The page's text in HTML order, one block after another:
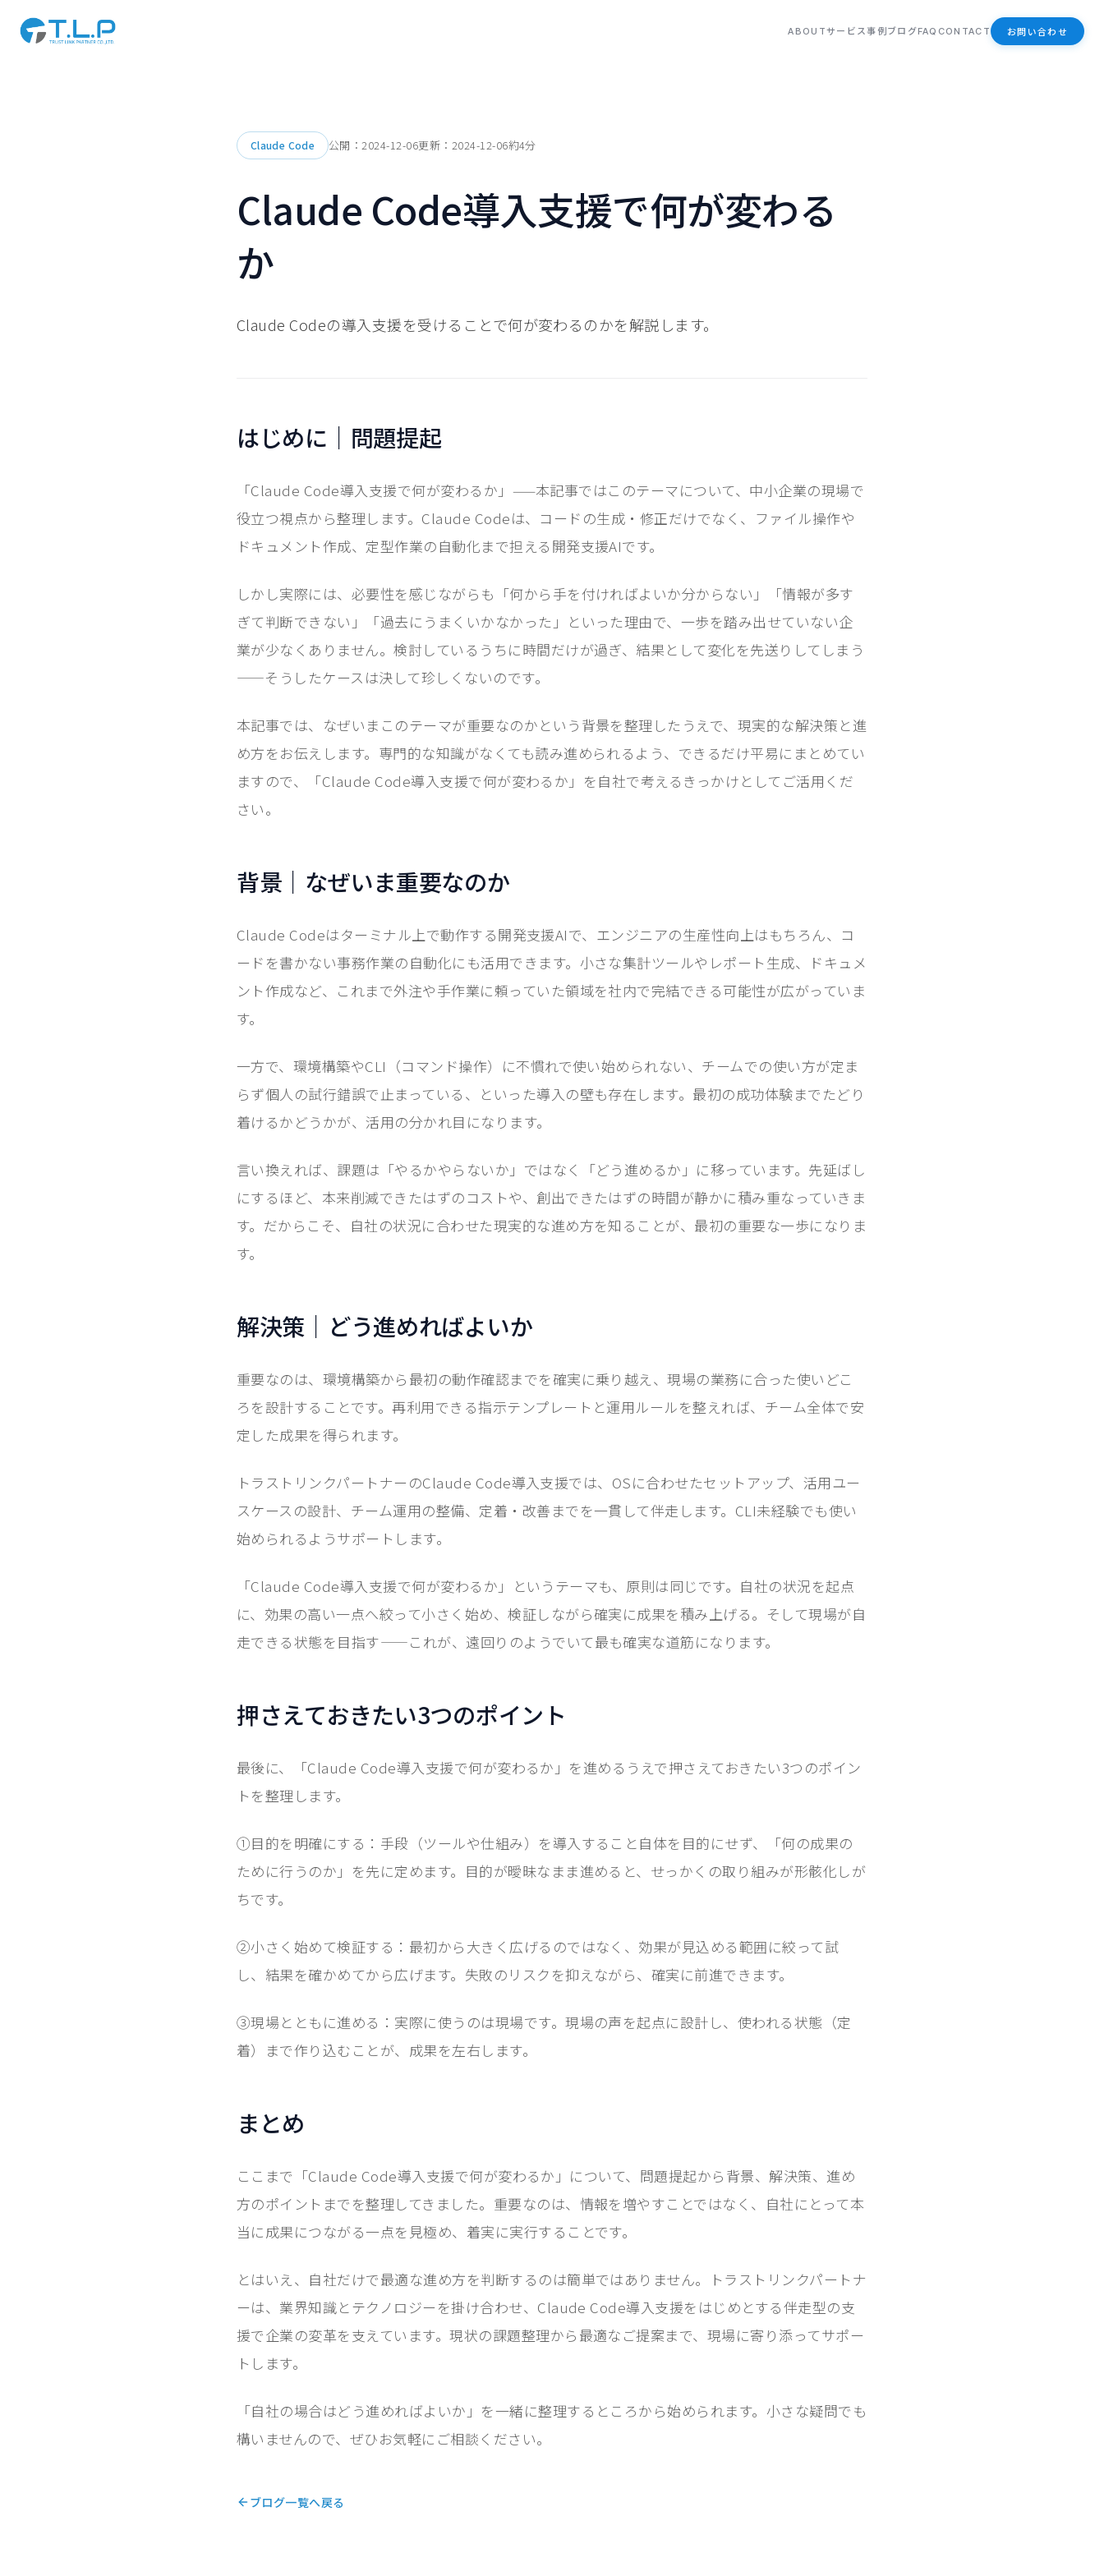
ABOUTサービス事例 ブログFAQ CONTACT お問い合わせ
Claude Code 公開：2024-12-06更新： 2024-12-06約4分
Claude Code導入支援で何が変わる
か
Claude Codeの導入支援を受けることで何が変わるのかを解説します。
はじめに｜問題提起
「Claude Code導入支援で何が変わるか」——本記事ではこのテーマについて、中小企業の現場で
役立つ視点から整理します。Claude Codeは、コードの生成・修正だけでなく、ファイル操作や
ドキュメント作成、定型作業の自動化まで担える開発支援AIです。
しかし実際には、必要性を感じながらも「何から手を付ければよいか分からない」「情報が多す
ぎて判断できない」「過去にうまくいかなかった」といった理由で、一歩を踏み出せていない企
業が少なくありません。検討しているうちに時間だけが過ぎ、結果として変化を先送りしてしまう
——そうしたケースは決して珍しくないのです。
本記事では、なぜいまこのテーマが重要なのかという背景を整理したうえで、現実的な解決策と進
め方をお伝えします。専門的な知識がなくても読み進められるよう、できるだけ平易にまとめてい
ますので、「Claude Code導入支援で何が変わるか」を自社で考えるきっかけとしてご活用くだ
さい。
背景｜なぜいま重要なのか
Claude Codeはターミナル上で動作する開発支援AIで、エンジニアの生産性向上はもちろん、コ
ードを書かない事務作業の自動化にも活用できます。小さな集計ツールやレポート生成、ドキュメ
ント作成など、これまで外注や手作業に頼っていた領域を社内で完結できる可能性が広がっていま
す。
一方で、環境構築やCLI（コマンド操作）に不慣れで使い始められない、チームでの使い方が定ま
らず個人の試行錯誤で止まっている、といった導入の壁も存在します。最初の成功体験までたどり
着けるかどうかが、活用の分かれ目になります。
言い換えれば、課題は「やるかやらないか」ではなく「どう進めるか」に移っています。先延ばし
にするほど、本来削減できたはずのコストや、創出できたはずの時間が静かに積み重なっていきま
す。だからこそ、自社の状況に合わせた現実的な進め方を知ることが、最初の重要な一歩になりま
す。
解決策｜どう進めればよいか
重要なのは、環境構築から最初の動作確認までを確実に乗り越え、現場の業務に合った使いどこ
ろを設計することです。再利用できる指示テンプレートと運用ルールを整えれば、チーム全体で安
定した成果を得られます。
トラストリンクパートナーのClaude Code導入支援では、OSに合わせたセットアップ、活用ユー
スケースの設計、チーム運用の整備、定着・改善までを一貫して伴走します。CLI未経験でも使い
始められるようサポートします。
「Claude Code導入支援で何が変わるか」というテーマも、原則は同じです。自社の状況を起点
に、効果の高い一点へ絞って小さく始め、検証しながら確実に成果を積み上げる。そして現場が自
走できる状態を目指す——これが、遠回りのようでいて最も確実な道筋になります。
押さえておきたい3つのポイント
最後に、「Claude Code導入支援で何が変わるか」を進めるうえで押さえておきたい3つのポイン
トを整理します。
①目的を明確にする：手段（ツールや仕組み）を導入すること自体を目的にせず、「何の成果の
ために行うのか」を先に定めます。目的が曖昧なまま進めると、せっかくの取り組みが形骸化しが
ちです。
②小さく始めて検証する：最初から大きく広げるのではなく、効果が見込める範囲に絞って試
し、結果を確かめてから広げます。失敗のリスクを抑えながら、確実に前進できます。
③現場とともに進める：実際に使うのは現場です。現場の声を起点に設計し、使われる状態（定
着）まで作り込むことが、成果を左右します。
まとめ
ここまで「Claude Code導入支援で何が変わるか」について、問題提起から背景、解決策、進め
方のポイントまでを整理してきました。重要なのは、情報を増やすことではなく、自社にとって本
当に成果につながる一点を見極め、着実に実行することです。
とはいえ、自社だけで最適な進め方を判断するのは簡単ではありません。トラストリンクパートナ
ーは、業界知識とテクノロジーを掛け合わせ、Claude Code導入支援をはじめとする伴走型の支
援で企業の変革を支えています。現状の課題整理から最適なご提案まで、現場に寄り添ってサポー
トします。
「自社の場合はどう進めればよいか」を一緒に整理するところから始められます。小さな疑問でも
構いませんので、ぜひお気軽にご相談ください。
ブログ一覧へ戻る